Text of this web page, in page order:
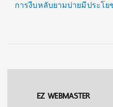
การงีบหลับยามบ่ายมีประโย
EZ WEBMASTER